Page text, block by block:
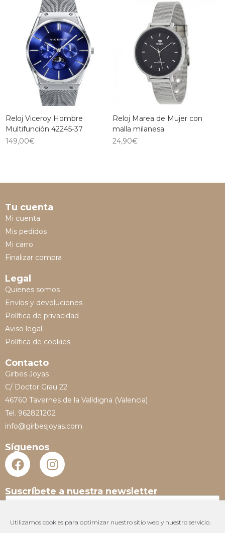
Utilizamos cookies para optimizar nuestro sitio web y nuestro servicio.
Reloj Viceroy Hombre
Multifunción 42245-37
149,00€
Reloj Marea de Mujer con
malla milanesa
24,90€
Tu cuenta
Mi cuenta
Mis pedidos
Mi carro
Finalizar compra
Legal
Quienes somos
Envíos y devoluciones
Política de privacidad
Aviso legal
Política de cookies
Contacto
Girbes Joyas
C/ Doctor Grau 22
46760 Tavernes de la Valldigna (Valencia)
Tel. 962821202
info@girbesjoyas.com
Síguenos
Suscríbete a nuestra newsletter
N
m